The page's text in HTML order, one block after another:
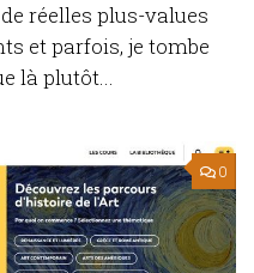
réelles plus-values
et parfois, je tombe
là plutôt...
0